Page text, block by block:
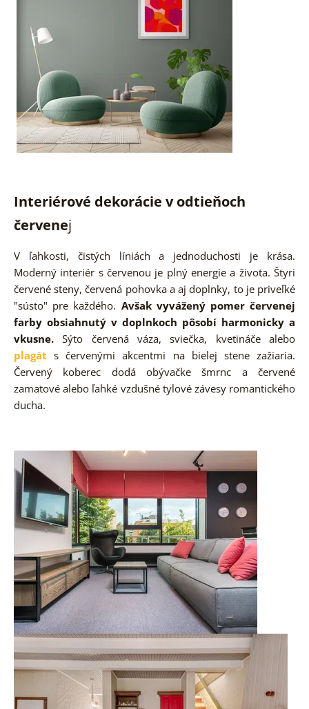
Interiérové dekorácie v odtieňoch
červenej
V ľahkosti, čistých líniách a jednoduchosti je krása.
Moderný interiér s červenou je plný energie a života. Štyri
červené steny, červená pohovka a aj doplnky, to je priveľké
"sústo" pre každého. Avšak vyvážený pomer červenej
farby obsiahnutý v doplnkoch pôsobí harmonicky a
vkusne.Sýto červená váza, sviečka, kvetináče alebo
plagát s červenými akcentmi na bielej stene zažiaria.
Červený koberec dodá obývačke šmrnc a červené
zamatové alebo ľahké vzdušné tylové závesy romantického
ducha.